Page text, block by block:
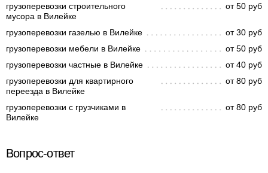
грузоперевозки строительного
мусора в Вилейке
от 50 руб
грузоперевозки газелью в Вилейке
от 30 руб
грузоперевозки мебели в Вилейке
от 50 руб
грузоперевозки частные в Вилейке
от 40 руб
грузоперевозки для квартирного
переезда в Вилейке
от 80 руб
грузоперевозки с грузчиками в
Вилейке
от 80 руб
Вопрос-ответ